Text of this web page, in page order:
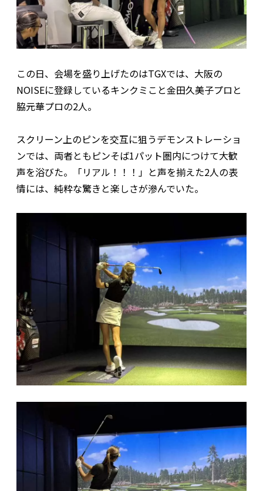
この日、会場を盛り上げたのはTGXでは、大阪の
NOISEに登録しているキンクミこと金田久美子プロと
脇元華プロの2人。
スクリーン上のピンを交互に狙うデモンストレーショ
ンでは、両者ともピンそば1パット圏内につけて大歓
声を浴びた。「リアル！！！」と声を揃えた2人の表
情には、純粋な驚きと楽しさが滲んでいた。